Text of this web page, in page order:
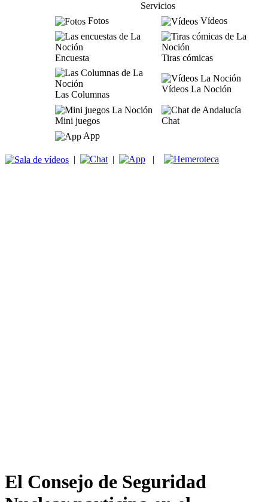
Servicios
Fotos
Vídeos
Encuesta Tiras cómicas
Las Columnas
Vídeos La Noción
Mini juegos
Chat
App
| | |
El Consejo de Seguridad